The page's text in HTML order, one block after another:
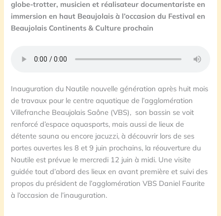
globe-trotter, musicien et réalisateur documentariste en
immersion en haut Beaujolais à l’occasion du Festival en
Beaujolais Continents & Culture prochain
Inauguration du Nautile nouvelle génération après huit mois
de travaux pour le centre aquatique de l’agglomération
Villefranche Beaujolais Saône (VBS), son bassin se voit
renforcé d’espace aquasports, mais aussi de lieux de
détente sauna ou encore jacuzzi, à découvrir lors de ses
portes ouvertes les 8 et 9 juin prochains, la réouverture du
Nautile est prévue le mercredi 12 juin à midi. Une visite
guidée tout d’abord des lieux en avant première et suivi des
propos du président de l’agglomération VBS Daniel Faurite
à l’occasion de l’inauguration.